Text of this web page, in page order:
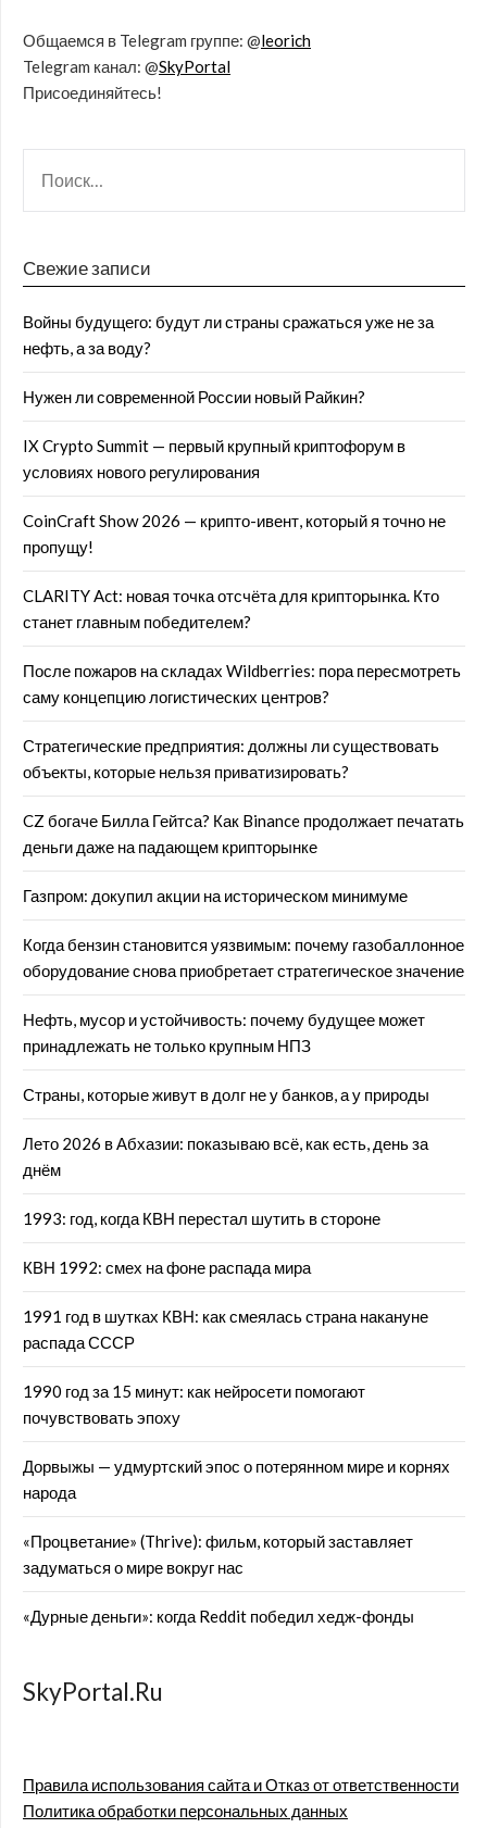
Общаемся в Telegram группе: @leorich
Telegram канал: @SkyPortal
Присоединяйтесь!
Свежие записи
Войны будущего: будут ли страны сражаться уже не за
нефть, а за воду?
Нужен ли современной России новый Райкин?
IX Crypto Summit — первый крупный криптофорум в
условиях нового регулирования
CoinCraft Show 2026 — крипто-ивент, который я точно не
пропущу!
CLARITY Act: новая точка отсчёта для крипторынка. Кто
станет главным победителем?
После пожаров на складах Wildberries: пора пересмотреть
саму концепцию логистических центров?
Стратегические предприятия: должны ли существовать
объекты, которые нельзя приватизировать?
CZ богаче Билла Гейтса? Как Binance продолжает печатать
деньги даже на падающем крипторынке
Газпром: докупил акции на историческом минимуме
Когда бензин становится уязвимым: почему газобаллонное
оборудование снова приобретает стратегическое значение
Нефть, мусор и устойчивость: почему будущее может
принадлежать не только крупным НПЗ
Страны, которые живут в долг не у банков, а у природы
Лето 2026 в Абхазии: показываю всё, как есть, день за
днём
1993: год, когда КВН перестал шутить в стороне
КВН 1992: смех на фоне распада мира
1991 год в шутках КВН: как смеялась страна накануне
распада СССР
1990 год за 15 минут: как нейросети помогают
почувствовать эпоху
Дорвыжы — удмуртский эпос о потерянном мире и корнях
народа
«Процветание» (Thrive): фильм, который заставляет
задуматься о мире вокруг нас
«Дурные деньги»: когда Reddit победил хедж-фонды
SkyPortal.Ru
Правила использования сайта и Отказ от ответственности
Политика обработки персональных данных